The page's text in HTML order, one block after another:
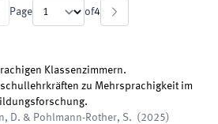
Page of4
Klassenzimmern.
zu Mehrsprachigkeit im
D. & Pohlmann-Rother, S. ( 2025)